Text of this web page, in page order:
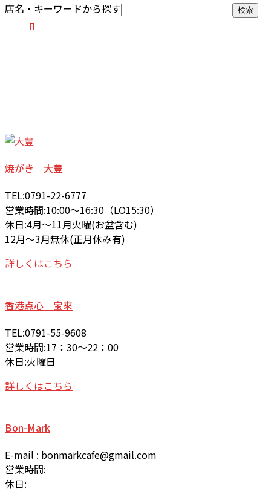
店名・キーワードから探す
検索
焼がき 大豊
TEL:0791-22-6777
営業時間:10:00～16:30（LO15:30）
休日:4月～11月火曜(お盆含む)
12月～3月無休(正月休み有)
詳しくはこちら
香港点心 宝來
TEL:0791-55-9608
営業時間:17：30～22：00
休日:火曜日
詳しくはこちら
Bon-Mark
E-mail : bonmarkcafe@gmail.com
営業時間:
休日: